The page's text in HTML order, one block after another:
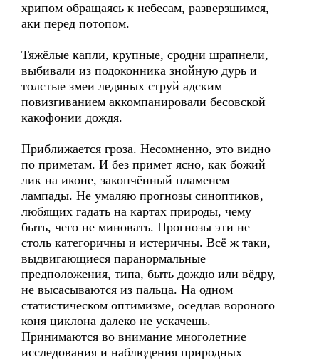
хрипом обращаясь к небесам, разверзшимся,
аки перед потопом.
Тяжёлые капли, крупные, сродни шрапнели,
выбивали из подоконника знойную дурь и
толстые змеи ледяных струй адским
повизгиванием аккомпанировали бесовской
какофонии дождя.
Приближается гроза. Несомненно, это видно
по приметам. И без примет ясно, как божий
лик на иконе, закопчённый пламенем
лампады. Не умаляю прогнозы синоптиков,
любящих гадать на картах природы, чему
быть, чего не миновать. Прогнозы эти не
столь категоричны и истеричны. Всё ж таки,
выдвигающиеся паранормальные
предположения, типа, быть дождю или вёдру,
не высасываются из пальца. На одном
статистическом оптимизме, оседлав вороного
коня циклона далеко не ускачешь.
Принимаются во внимание многолетние
исследования и наблюдения природных